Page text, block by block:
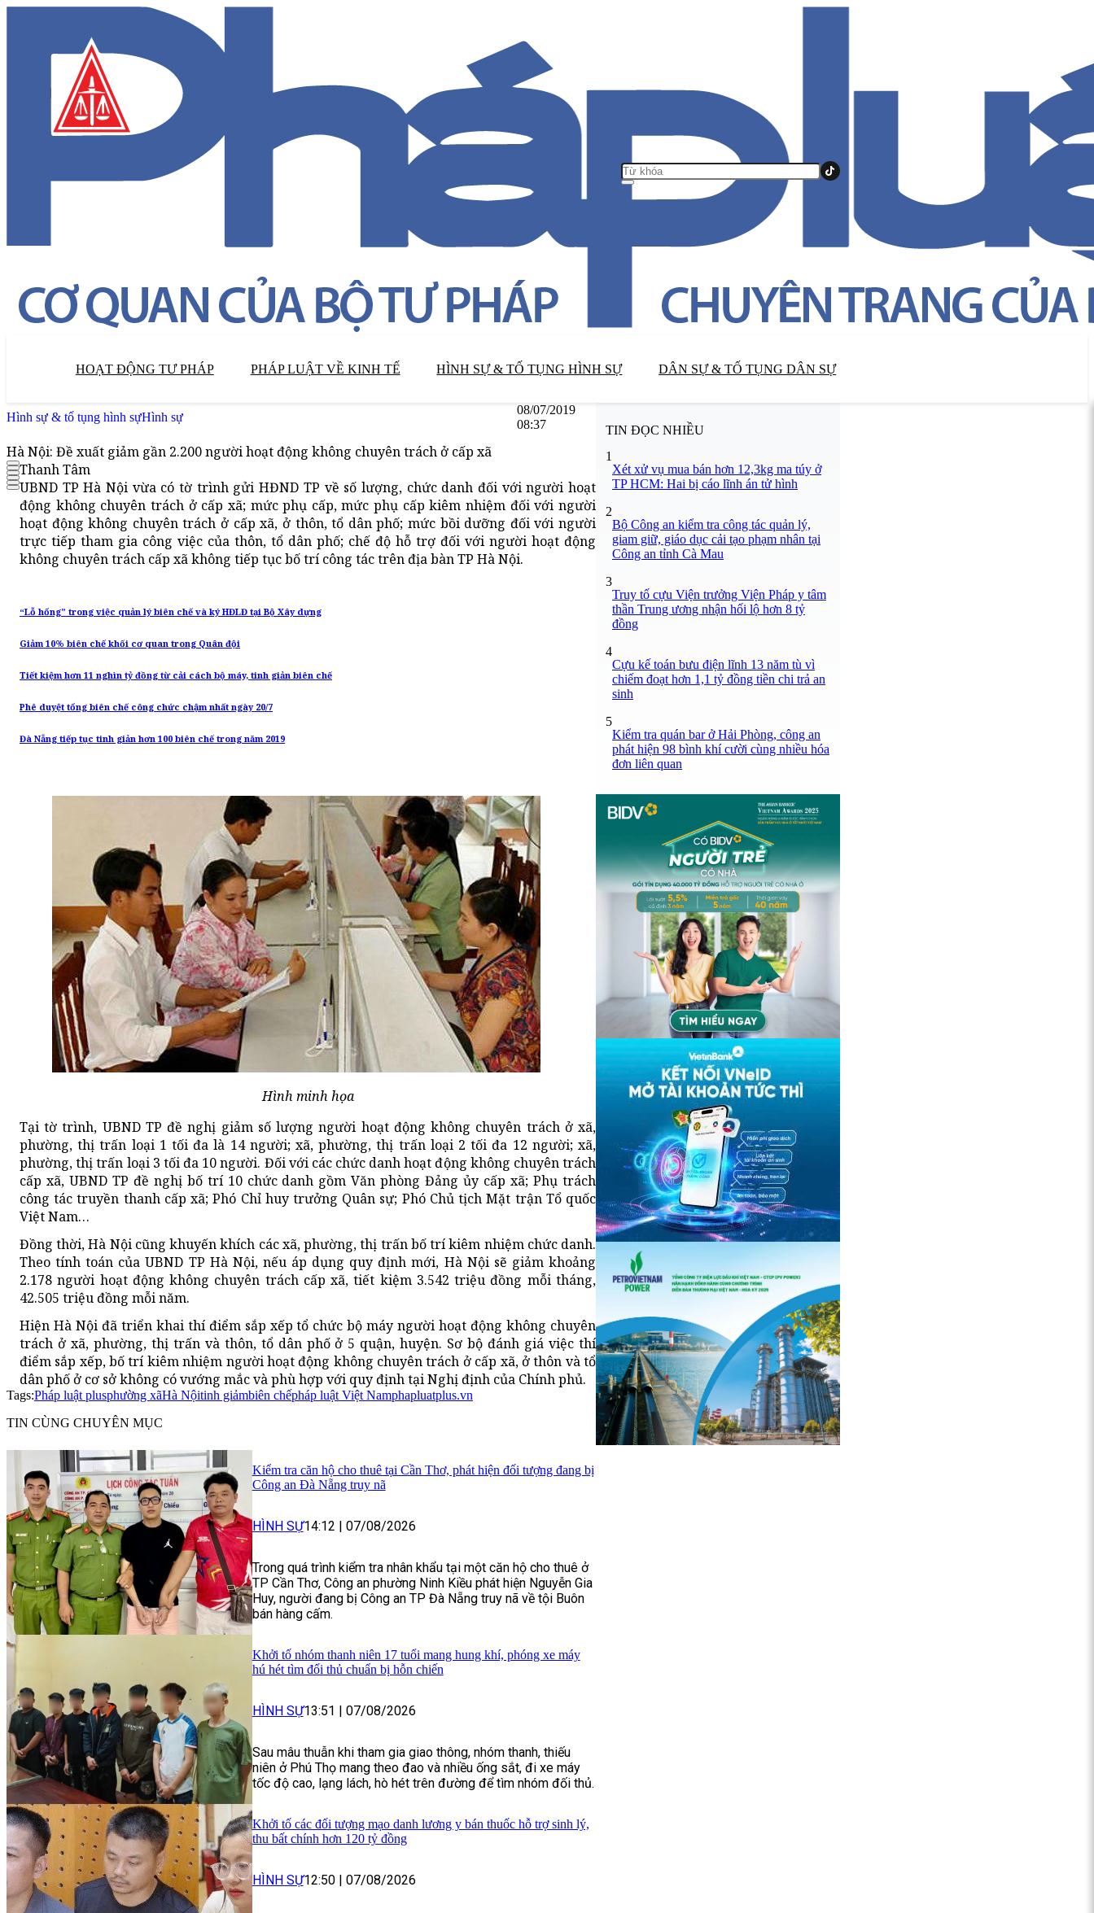
HOẠT ĐỘNG TƯ PHÁP PHÁP LUẬT VỀ KINH TẾ HÌNH SỰ & TỐ TỤNG HÌNH SỰ DÂN SỰ & TỐ TỤNG DÂN SỰ
Hình sự & tố tụng hình sựHình sự
08/07/2019
08:37
Hà Nội: Đề xuất giảm gần 2.200 người hoạt động không chuyên trách ở cấp xã
Thanh Tâm
UBND TP Hà Nội vừa có tờ trình gửi HĐND TP về số lượng, chức danh đối với người hoạt
động không chuyên trách ở cấp xã; mức phụ cấp, mức phụ cấp kiêm nhiệm đối với người
hoạt động không chuyên trách ở cấp xã, ở thôn, tổ dân phố; mức bồi dưỡng đối với người
trực tiếp tham gia công việc của thôn, tổ dân phố; chế độ hỗ trợ đối với người hoạt động
không chuyên trách cấp xã không tiếp tục bố trí công tác trên địa bàn TP Hà Nội.
“Lỗ hổng” trong việc quản lý biên chế và ký HĐLĐ tại Bộ Xây dựng
Giảm 10% biên chế khối cơ quan trong Quân đội
Tiết kiệm hơn 11 nghìn tỷ đồng từ cải cách bộ máy, tinh giản biên chế
Phê duyệt tổng biên chế công chức chậm nhất ngày 20/7
Đà Nẵng tiếp tục tinh giản hơn 100 biên chế trong năm 2019
Hình minh họa
Tại tờ trình, UBND TP đề nghị giảm số lượng người hoạt động không chuyên trách ở xã,
phường, thị trấn loại 1 tối đa là 14 người; xã, phường, thị trấn loại 2 tối đa 12 người; xã,
phường, thị trấn loại 3 tối đa 10 người. Đối với các chức danh hoạt động không chuyên trách
cấp xã, UBND TP đề nghị bố trí 10 chức danh gồm Văn phòng Đảng ủy cấp xã; Phụ trách
công tác truyền thanh cấp xã; Phó Chỉ huy trưởng Quân sự; Phó Chủ tịch Mặt trận Tổ quốc
Việt Nam…
Đồng thời, Hà Nội cũng khuyến khích các xã, phường, thị trấn bố trí kiêm nhiệm chức danh.
Theo tính toán của UBND TP Hà Nội, nếu áp dụng quy định mới, Hà Nội sẽ giảm khoảng
2.178 người hoạt động không chuyên trách cấp xã, tiết kiệm 3.542 triệu đồng mỗi tháng,
42.505 triệu đồng mỗi năm.
Hiện Hà Nội đã triển khai thí điểm sắp xếp tổ chức bộ máy người hoạt động không chuyên
trách ở xã, phường, thị trấn và thôn, tổ dân phố ở 5 quận, huyện. Sơ bộ đánh giá việc thí
điểm sắp xếp, bố trí kiêm nhiệm người hoạt động không chuyên trách ở cấp xã, ở thôn và tổ
dân phố ở cơ sở không có vướng mắc và phù hợp với quy định tại Nghị định của Chính phủ.
Tags:Pháp luật plusphường xãHà Nộitinh giảmbiên chếpháp luật Việt Namphapluatplus.vn
TIN CÙNG CHUYÊN MỤC
Kiểm tra căn hộ cho thuê tại Cần Thơ, phát hiện đối tượng đang bị
Công an Đà Nẵng truy nã
HÌNH SỰ14:12 07/08/2026
Trong quá trình kiểm tra nhân khẩu tại một căn hộ cho thuê ở
TP Cần Thơ, Công an phường Ninh Kiều phát hiện Nguyễn Gia
Huy, người đang bị Công an TP Đà Nẵng truy nã về tội Buôn
bán hàng cấm.
Khởi tố nhóm thanh niên 17 tuổi mang hung khí, phóng xe máy
hú hét tìm đối thủ chuẩn bị hỗn chiến
HÌNH SỰ13:51 07/08/2026
Sau mâu thuẫn khi tham gia giao thông, nhóm thanh, thiếu
niên ở Phú Thọ mang theo đao và nhiều ống sắt, đi xe máy
tốc độ cao, lạng lách, hò hét trên đường để tìm nhóm đối thủ.
Khởi tố các đối tượng mạo danh lương y bán thuốc hỗ trợ sinh lý,
thu bất chính hơn 120 tỷ đồng
HÌNH SỰ12:50 07/08/2026
TIN ĐỌC NHIỀU
1
Xét xử vụ mua bán hơn 12,3kg ma túy ở
TP HCM: Hai bị cáo lĩnh án tử hình
2
Bộ Công an kiểm tra công tác quản lý,
giam giữ, giáo dục cải tạo phạm nhân tại
Công an tỉnh Cà Mau
3
Truy tố cựu Viện trưởng Viện Pháp y tâm
thần Trung ương nhận hối lộ hơn 8 tỷ
đồng
4
Cựu kế toán bưu điện lĩnh 13 năm tù vì
chiếm đoạt hơn 1,1 tỷ đồng tiền chi trả an
sinh
5
Kiểm tra quán bar ở Hải Phòng, công an
phát hiện 98 bình khí cười cùng nhiều hóa
đơn liên quan